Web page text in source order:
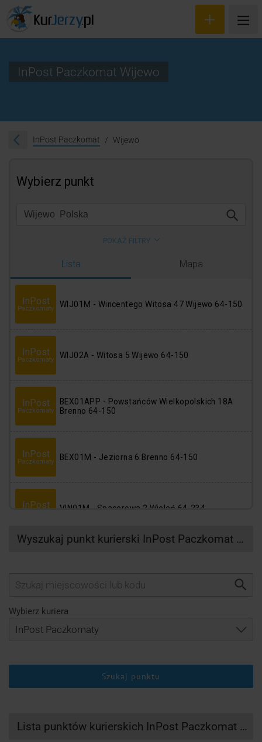
Rejestracja
InPost Paczkomat Wijewo
InPost Paczkomat Wijewo
Wyszukaj punkt kurierski InPost Paczkomat Wijewo
Wybierz kuriera
Szukaj punktu
Lista punktów kurierskich InPost Paczkomat Wijewo